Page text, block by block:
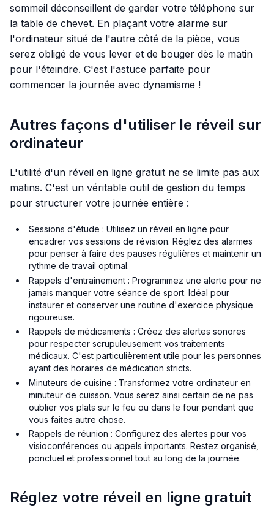
sommeil déconseillent de garder votre téléphone sur
la table de chevet. En plaçant votre alarme sur
l'ordinateur situé de l'autre côté de la pièce, vous
serez obligé de vous lever et de bouger dès le matin
pour l'éteindre. C'est l'astuce parfaite pour
commencer la journée avec dynamisme !
Autres façons d'utiliser le réveil sur
ordinateur
L'utilité d'un réveil en ligne gratuit ne se limite pas aux
matins. C'est un véritable outil de gestion du temps
pour structurer votre journée entière :
Sessions d'étude : Utilisez un réveil en ligne pour
encadrer vos sessions de révision. Réglez des alarmes
pour penser à faire des pauses régulières et maintenir un
rythme de travail optimal.
Rappels d'entraînement : Programmez une alerte pour ne
jamais manquer votre séance de sport. Idéal pour
instaurer et conserver une routine d'exercice physique
rigoureuse.
Rappels de médicaments : Créez des alertes sonores
pour respecter scrupuleusement vos traitements
médicaux. C'est particulièrement utile pour les personnes
ayant des horaires de médication stricts.
Minuteurs de cuisine : Transformez votre ordinateur en
minuteur de cuisson. Vous serez ainsi certain de ne pas
oublier vos plats sur le feu ou dans le four pendant que
vous faites autre chose.
Rappels de réunion : Configurez des alertes pour vos
visioconférences ou appels importants. Restez organisé,
ponctuel et professionnel tout au long de la journée.
Réglez votre réveil en ligne gratuit